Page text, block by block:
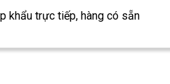
khẩu trực tiếp, hàng có sẵn